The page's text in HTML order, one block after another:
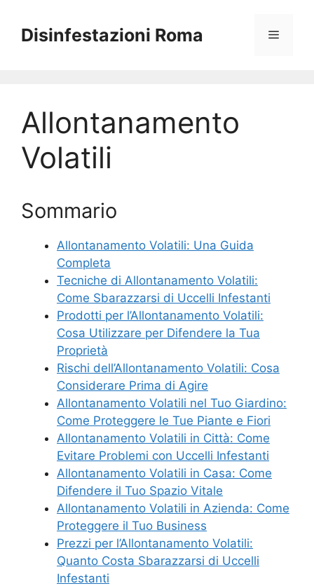
contenuto
Disinfestazioni Roma Menu
Allontanamento
Volatili
Sommario
Allontanamento Volatili: Una Guida
Completa
Tecniche di Allontanamento Volatili:
Come Sbarazzarsi di Uccelli Infestanti
Prodotti per l’Allontanamento Volatili:
Cosa Utilizzare per Difendere la Tua
Proprietà
Rischi dell’Allontanamento Volatili: Cosa
Considerare Prima di Agire
Allontanamento Volatili nel Tuo Giardino:
Come Proteggere le Tue Piante e Fiori
Allontanamento Volatili in Città: Come
Evitare Problemi con Uccelli Infestanti
Allontanamento Volatili in Casa: Come
Difendere il Tuo Spazio Vitale
Allontanamento Volatili in Azienda: Come
Proteggere il Tuo Business
Prezzi per l’Allontanamento Volatili:
Quanto Costa Sbarazzarsi di Uccelli
Infestanti